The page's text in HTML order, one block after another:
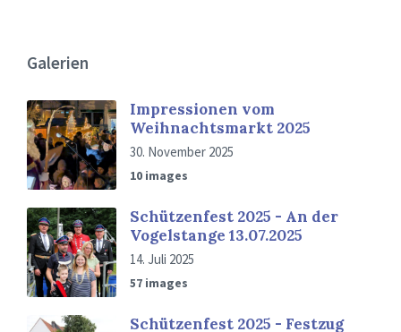
Galerien
Impressionen vom
Weihnachtsmarkt 2025
30. November 2025
10 images
Schützenfest 2025 - An der
Vogelstange 13.07.2025
14. Juli 2025
57 images
Schützenfest 2025 - Festzug